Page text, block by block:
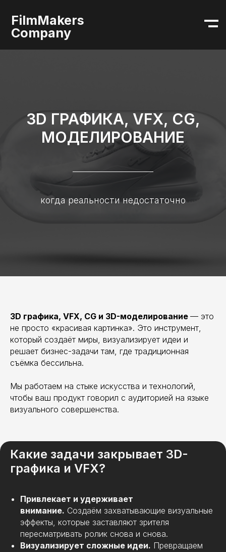
FilmMakers
Company
3D ГРАФИКА, VFX, CG,
МОДЕЛИРОВАНИЕ
когда реальности недостаточно
3D графика, VFX, CG и 3D-моделирование — это
не просто «красивая картинка». Это инструмент,
который создаёт миры, визуализирует идеи и
решает бизнес-задачи там, где традиционная
съёмка бессильна.
Мы работаем на стыке искусства и технологий,
чтобы ваш продукт говорил с аудиторией на языке
визуального совершенства.
Какие задачи закрывает 3D-
графика и VFX?
Привлекает и удерживает
внимание. Создаём захватывающие визуальные
эффекты, которые заставляют зрителя
пересматривать ролик снова и снова.
Визуализирует сложные идеи. Превращаем